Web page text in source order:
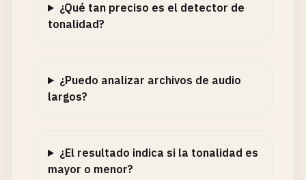
¿Qué tan preciso es el detector de
tonalidad?
¿Puedo analizar archivos de audio
largos?
¿El resultado indica si la tonalidad es
mayor o menor?